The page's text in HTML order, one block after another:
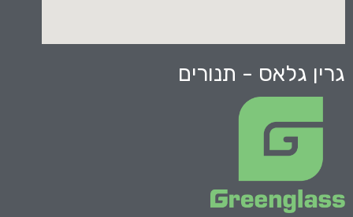
גרין גלאס - תנורים